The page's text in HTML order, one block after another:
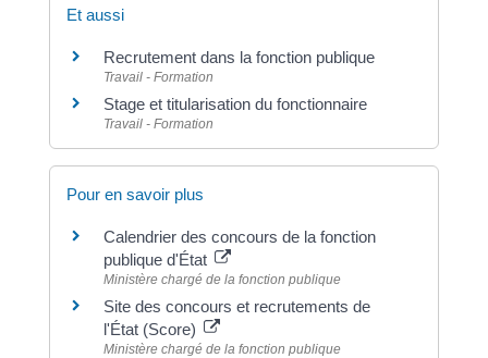
Et aussi
Recrutement dans la fonction publique
Travail - Formation
Stage et titularisation du fonctionnaire
Travail - Formation
Pour en savoir plus
Calendrier des concours de la fonction
publique d'État
Ministère chargé de la fonction publique
Site des concours et recrutements de
l'État (Score)
Ministère chargé de la fonction publique